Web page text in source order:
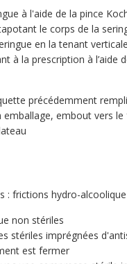
à l'aide de la pince
le corps de la
en la tenant
à la prescription à
précédemment
embout vers le
: frictions hydro-
non stériles
stériles imprégnées
est fermer